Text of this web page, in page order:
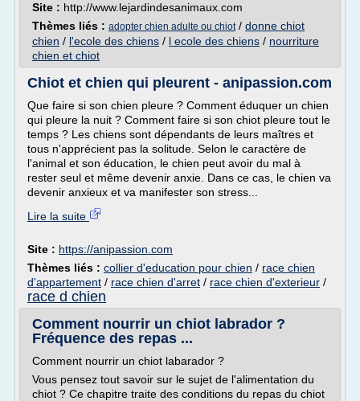
Site : http://www.lejardindesanimaux.com
Thèmes liés : adopter chien adulte ou chiot/ donne chiot
chien / l'ecole des chiens / l ecole des chiens / nourriture
chien et chiot
Chiot et chien qui pleurent - anipassion.com
Que faire si son chien pleure ? Comment éduquer un chien
qui pleure la nuit ? Comment faire si son chiot pleure tout le
temps ? Les chiens sont dépendants de leurs maîtres et
tous n'apprécient pas la solitude. Selon le caractère de
l'animal et son éducation, le chien peut avoir du mal à
rester seul et même devenir anxie. Dans ce cas, le chien va
devenir anxieux et va manifester son stress...
Lire la suite
Site : https://anipassion.com
Thèmes liés : collier d'education pour chien / race chien
d'appartement / race chien d'arret / race chien d'exterieur /
race d chien
Comment nourrir un chiot labrador ?
Fréquence des repas ...
Comment nourrir un chiot labarador ?
Vous pensez tout savoir sur le sujet de l'alimentation du
chiot ? Ce chapitre traite des conditions du repas du chiot